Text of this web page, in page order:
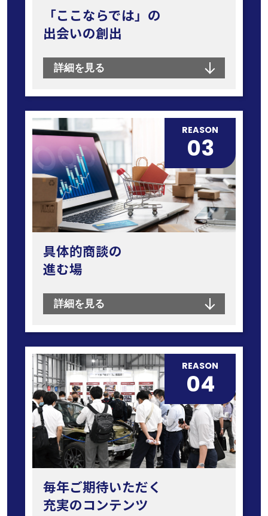
「ここならでは」の
出会いの創出
詳細を見る
REASON
03
具体的商談の
進む場
詳細を見る
REASON
04
毎年ご期待いただく
充実のコンテンツ